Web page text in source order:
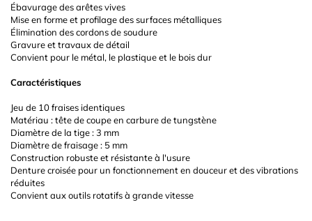
Ébavurage des arêtes vives
Mise en forme et profilage des surfaces métalliques
Élimination des cordons de soudure
Gravure et travaux de détail
Convient pour le métal, le plastique et le bois dur
Caractéristiques
Jeu de 10 fraises identiques
Matériau : tête de coupe en carbure de tungstène
Diamètre de la tige : 3 mm
Diamètre de fraisage : 5 mm
Construction robuste et résistante à l'usure
Denture croisée pour un fonctionnement en douceur et des vibrations
réduites
Convient aux outils rotatifs à grande vitesse